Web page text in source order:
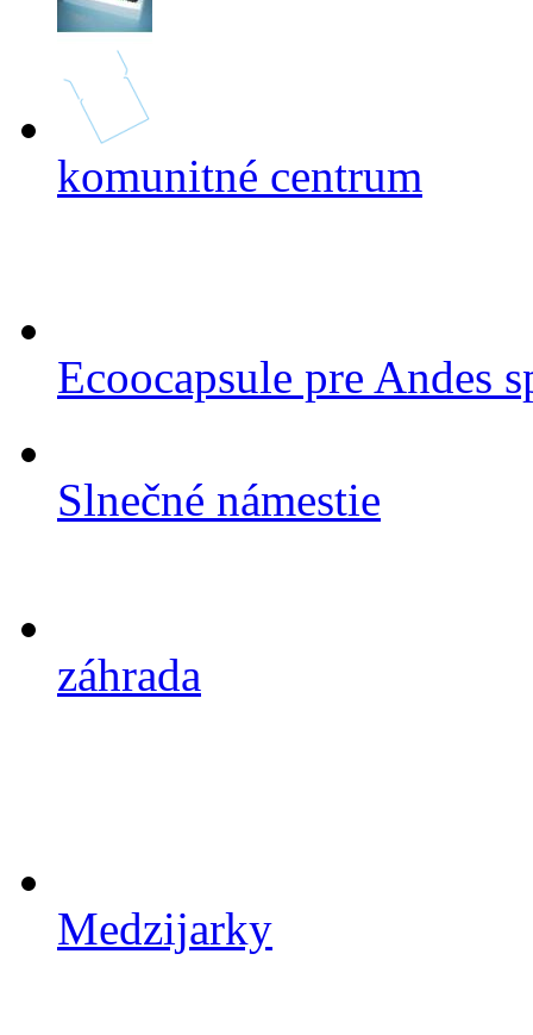
komunitné centrum
Ecoocapsule pre Andes
Slnečné námestie
záhrada
Medzijarky